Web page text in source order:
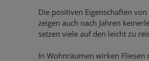
Die positiven Eigenschaften
zeigen auch nach Jahren
setzen viele auf den leicht zu
In Wohnräumen wirken